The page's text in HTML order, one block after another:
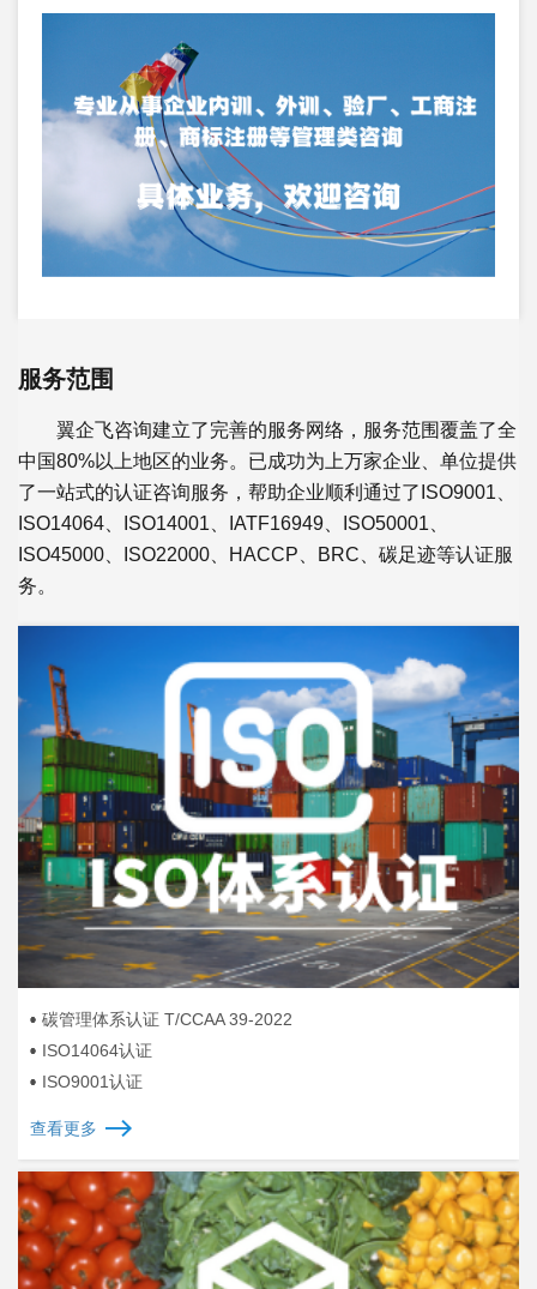
服务范围
翼企飞咨询建立了完善的服务网络，服务范围覆盖了全
中国80%以上地区的业务。已成功为上万家企业、单位提供
了一站式的认证咨询服务，帮助企业顺利通过了ISO9001、
ISO14064、ISO14001、IATF16949、ISO50001、
ISO45000、ISO22000、HACCP、BRC、碳足迹等认证服
务。
碳管理体系认证 T/CCAA 39-2022
ISO14064认证
ISO9001认证
查看更多